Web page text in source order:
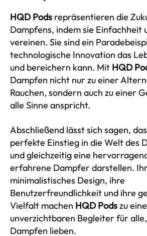
HQD Pods repräsentieren die
Dampfens, indem sie Einfachheit
vereinen. Sie sind ein
technologische Innovation das
und bereichern kann. Mit HQD
Dampfen nicht nur zu einer
Rauchen, sondern auch zu einer
alle Sinne anspricht.
Abschließend lässt sich sagen,
perfekte Einstieg in die Welt des
und gleichzeitig eine
erfahrene Dampfer darstellen. Ihr
minimalistisches Design, ihre
Benutzerfreundlichkeit und ihre
Vielfalt machen HQD Podszu
unverzichtbaren Begleiter für
Dampfen lieben.